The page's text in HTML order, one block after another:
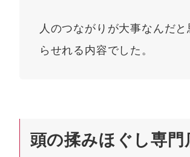
人のつながりが大事なんだ
らせれる内容でした。
頭の揉みほぐし専門